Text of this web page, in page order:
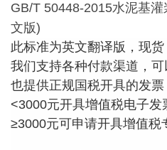
GB/T 50448-2015水泥基
文版)
此标准为英文翻译版，现
我们支持各种付款渠道，
也提供正规国税开具的发票
<3000元开具增值税电子发
≥3000元可申请开具增值税